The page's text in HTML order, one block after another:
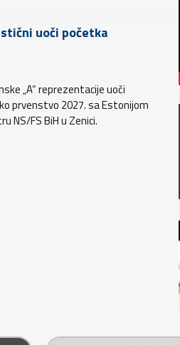
uoči početka
„A“ reprezentacije uoči
prvenstvo 2027. sa Estonijom
NS/FS BiH u Zenici.